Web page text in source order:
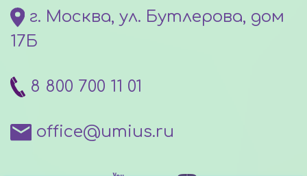
г. Москва, ул. Бутлерова, дом
17Б
8 800 700 11 01
office@umius.ru